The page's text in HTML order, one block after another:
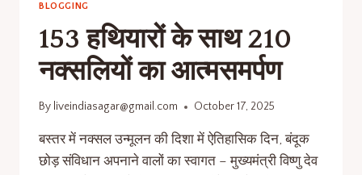
BLOGGING
153 हथियारों के साथ 210
नक्सलियों का आत्मसमर्पण
By liveindiasagar@gmail.com October 17, 2025
बस्तर में नक्सल उन्मूलन की दिशा में ऐतिहासिक दिन, बंदूक
छोड़ संविधान अपनाने वालों का स्वागत – मुख्यमंत्री विष्णु देव